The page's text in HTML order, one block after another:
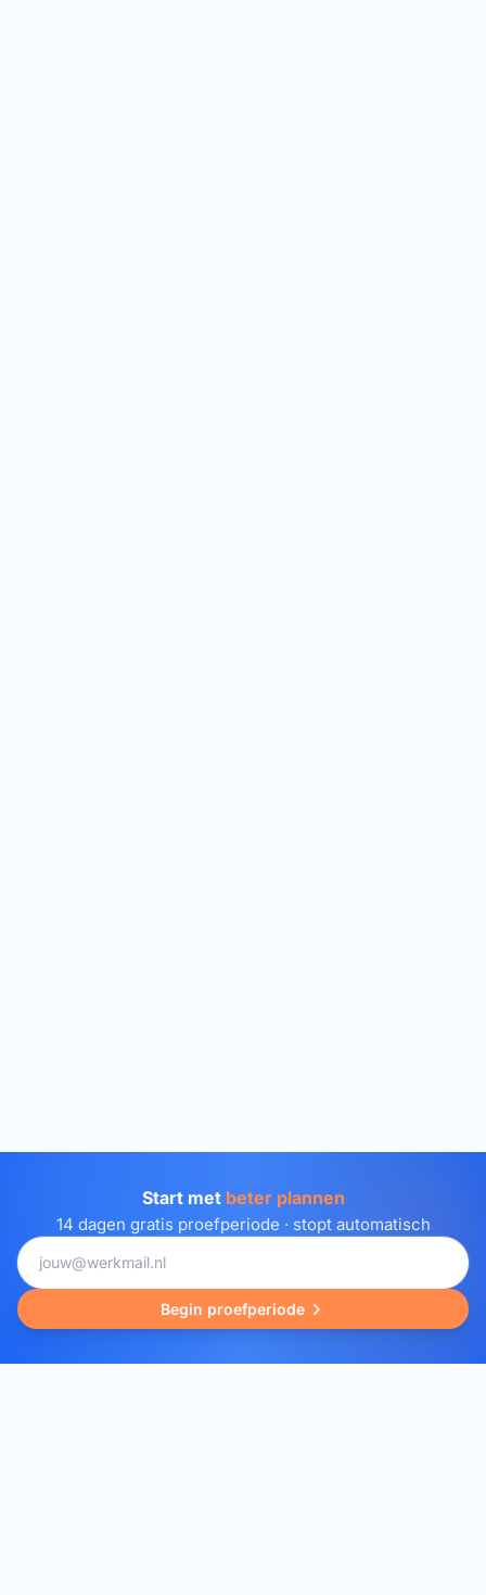
Start met beter plannen
14 dagen gratis proefperiode · stopt automatisch
E-mailadres
Begin proefperiode